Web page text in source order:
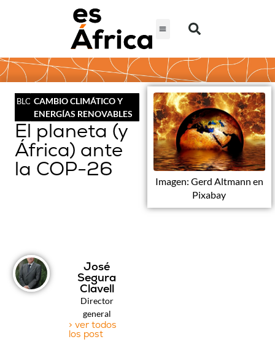
BLOGCAMBIO CLIMÁTICO Y
ENERGÍAS RENOVABLES
El planeta (y
África) ante
la COP-26
Imagen: Gerd Altmann en
Pixabay
José
Segura
Clavell
Director
general
> ver todos
los post